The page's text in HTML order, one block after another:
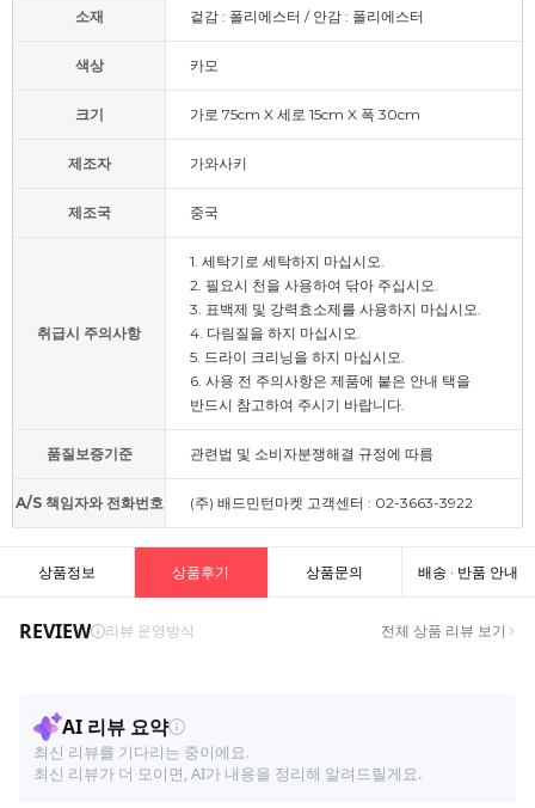
소재 겉감 : 폴리에스터 / 안감 : 폴리에스터
색상 카모
크기 가로 75cm X 세로 15cm X 폭 30cm
제조자 가와사키
제조국 중국
취급시 주의사항
1. 세탁기로 세탁하지 마십시오.
2. 필요시 천을 사용하여 닦아 주십시오.
3. 표백제 및 강력효소제를 사용하지 마십시오.
4. 다림질을 하지 마십시오.
5. 드라이 크리닝을 하지 마십시오.
6. 사용 전 주의사항은 제품에 붙은 안내 택을
반드시 참고하여 주시기 바랍니다.
품질보증기준 관련법 및 소비자분쟁해결 규정에 따름
A/S 책임자와 전화번호 (주) 배드민턴마켓 고객센터 : 02-3663-3922
상품정보 상품후기 상품문의 배송 · 반품 안내